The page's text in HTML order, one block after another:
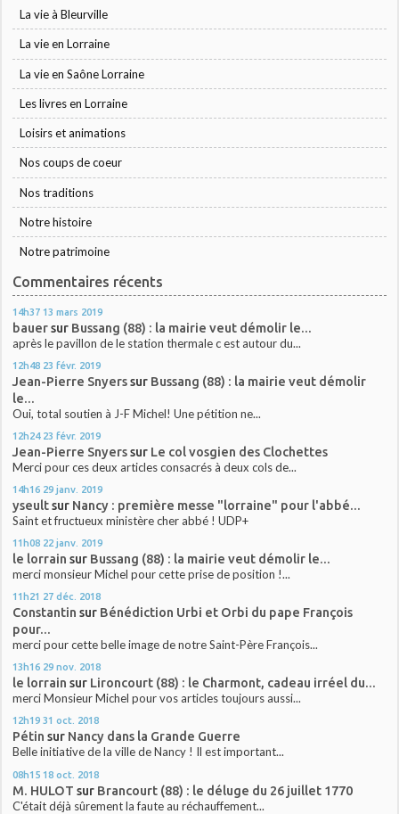
La vie à Bleurville
La vie en Lorraine
La vie en Saône Lorraine
Les livres en Lorraine
Loisirs et animations
Nos coups de coeur
Nos traditions
Notre histoire
Notre patrimoine
Commentaires récents
14h37 13 mars 2019
bauersur Bussang (88) : la mairie veut démolir le...
après le pavillon de le station thermale c est autour du...
12h48 23 févr. 2019
Jean-Pierre Snyerssur Bussang (88) : la mairie veut démolir
le...
Oui, total soutien à J-F Michel! Une pétition ne...
12h24 23 févr. 2019
Jean-Pierre Snyerssur Le col vosgien des Clochettes
Merci pour ces deux articles consacrés à deux cols de...
14h16 29 janv. 2019
yseultsur Nancy : première messe "lorraine" pour l'abbé...
Saint et fructueux ministère cher abbé ! UDP+
11h08 22 janv. 2019
le lorrain sur Bussang (88) : la mairie veut démolir le...
merci monsieur Michel pour cette prise de position !...
11h21 27 déc. 2018
Constantin sur Bénédiction Urbi et Orbi du pape François
pour...
merci pour cette belle image de notre Saint-Père François...
13h16 29 nov. 2018
le lorrain sur Lironcourt (88) : le Charmont, cadeau irréel du...
merci Monsieur Michel pour vos articles toujours aussi...
12h19 31 oct. 2018
Pétin sur Nancy dans la Grande Guerre
Belle initiative de la ville de Nancy ! Il est important...
08h15 18 oct. 2018
M. HULOT sur Brancourt (88) : le déluge du 26 juillet 1770
C'était déjà sûrement la faute au réchauffement...